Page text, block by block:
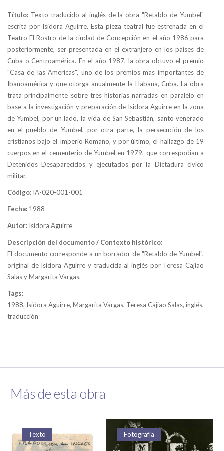
Título: Texto traducido al inglés de la obra "Retablo de Yumbel"
escrita por Isidora Aguirre. Esta pieza teatral fue estrenada en el
Teatro El Rostro de la ciudad de Concepción en el año 1986 para
posteriormente, ser presentada en el extranjero en los paises de
Cuba o Centroamérica. En el año 1987, la obra obtuvo el premio
"Casa de las Americas", uno de los premios mas importantes de
Ibanoamérica y que otorga anualmente la Habana, Cuba. La obra
trata principalmente sobre tres historias narradas en paralelo en
base a la investigación y preparación de Isidora Aguirre en la zona
de Yumbel, por un lado, la vida de San Sebastián, santo venerado
en el pueblo de Yumbel, por otra parte, la persecución de los
cristianos bajo el Imperio Romano, y por último, el hallazgo de 19
cuerpos en el cementerio de Yumbel en 1979, que correspodian a
Detenidos Desaparecidos y ejecutados por la Dictadura cívico
militar.
Código: IA-020-001-001
Fecha: 1988
Autor: Isidora Aguirre
Descripción del documento / Contexto histórico:
El documento corresponde a un borrador de "Retablo de Yumbel",
original de Isidora Aguirre y traducida al inglés por Teresa Cajiao
Salas y Margarita Vargas.
Tags:
1988, Isidora Aguirre, Margarita Vargas, Teresa Cajiao Salas, inglés,
traducción
Más de esta obra
Texto Fotografía
Fotografía
Fotografía